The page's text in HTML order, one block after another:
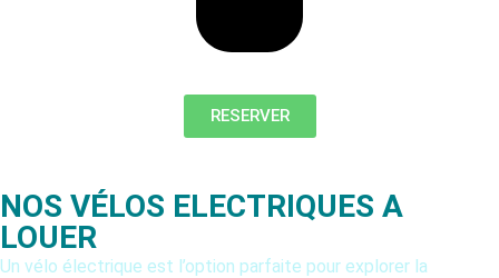
RESERVER
NOS VÉLOS ELECTRIQUES A
LOUER
Un vélo électrique est l’option parfaite pour explorer la